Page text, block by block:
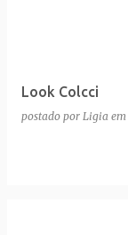
Look Colcci
postado por Ligia em